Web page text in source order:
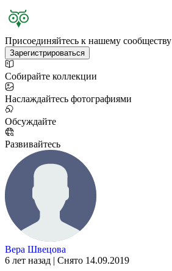
Присоединяйтесь к нашему сообществу
Зарегистрироваться
Собирайте коллекции
Наслаждайтесь фотографиями
Обсуждайте
Развивайтесь
Вера Швецова
6 лет назад | Снято 14.09.2019